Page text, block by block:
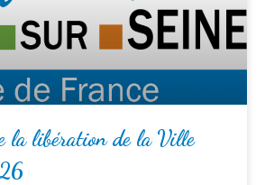
la libération de la Ville